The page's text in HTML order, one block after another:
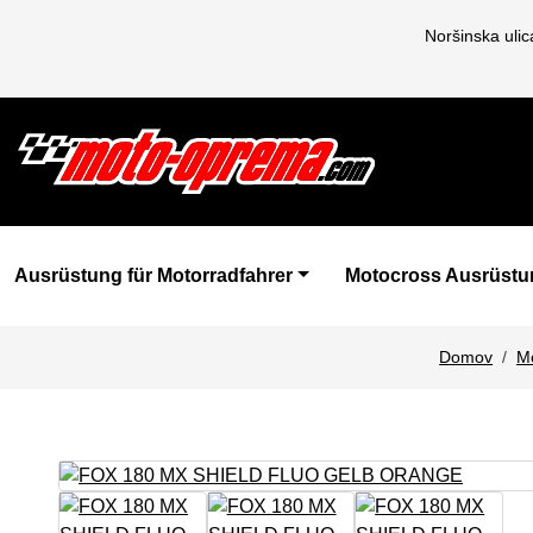
Noršinska
Ausrüstung für Motorradfahrer Motocross
Domov